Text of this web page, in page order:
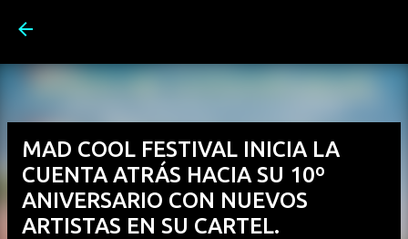
MAD COOL FESTIVAL INICIA LA
CUENTA ATRÁS HACIA SU 10º
ANIVERSARIO CON NUEVOS
ARTISTAS EN SU CARTEL.